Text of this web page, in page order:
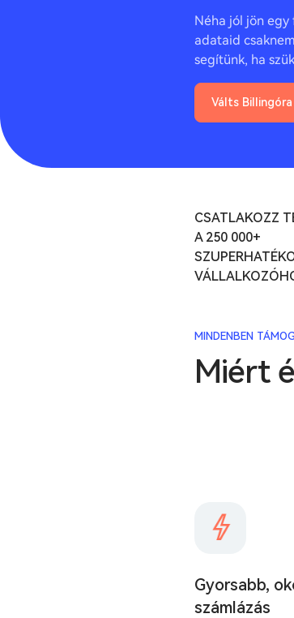
Néha jól jön
adataid
segítünk, ha
Válts Billingóra
CSATLAKOZZ
A 250 000+
MINDENBEN
Miért
Gyorsabb,
számlázás